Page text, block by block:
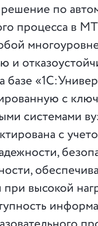
по
процесса в
и
базе
с
системами
с
высокой